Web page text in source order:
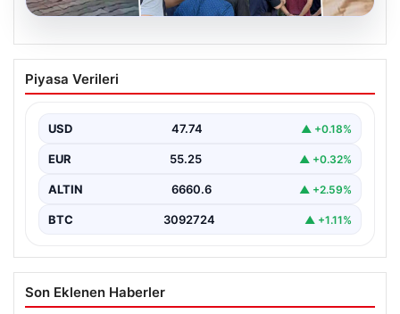
06.08.2026
Rapçi Keskin’in Klip Çekimindeki Silah
Kullanımı Nedeniyle Gözaltı
adıyla bilinen rap müzik sanatçısı Yüşa Keskin, klip…
Piyasa Verileri
USD 47.74 ▲ +0.18%
EUR 55.25 ▲ +0.32%
ALTIN 6660.6 ▲ +2.59%
BTC 3092724 ▲ +1.11%
Son Eklenen Haberler